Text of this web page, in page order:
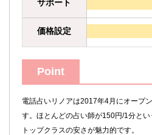
サポート
価格設定
Point
電話占いリノアは2017年4月にオープ
す。ほとんどの占い師が150円/1分と
トップクラスの安さが魅力的です。